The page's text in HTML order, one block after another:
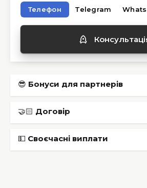
Телефон Telegram
Консультаці
😎 Бонуси для партнерів
🤝🏻 Договір
💵 Cвоєчасні виплати